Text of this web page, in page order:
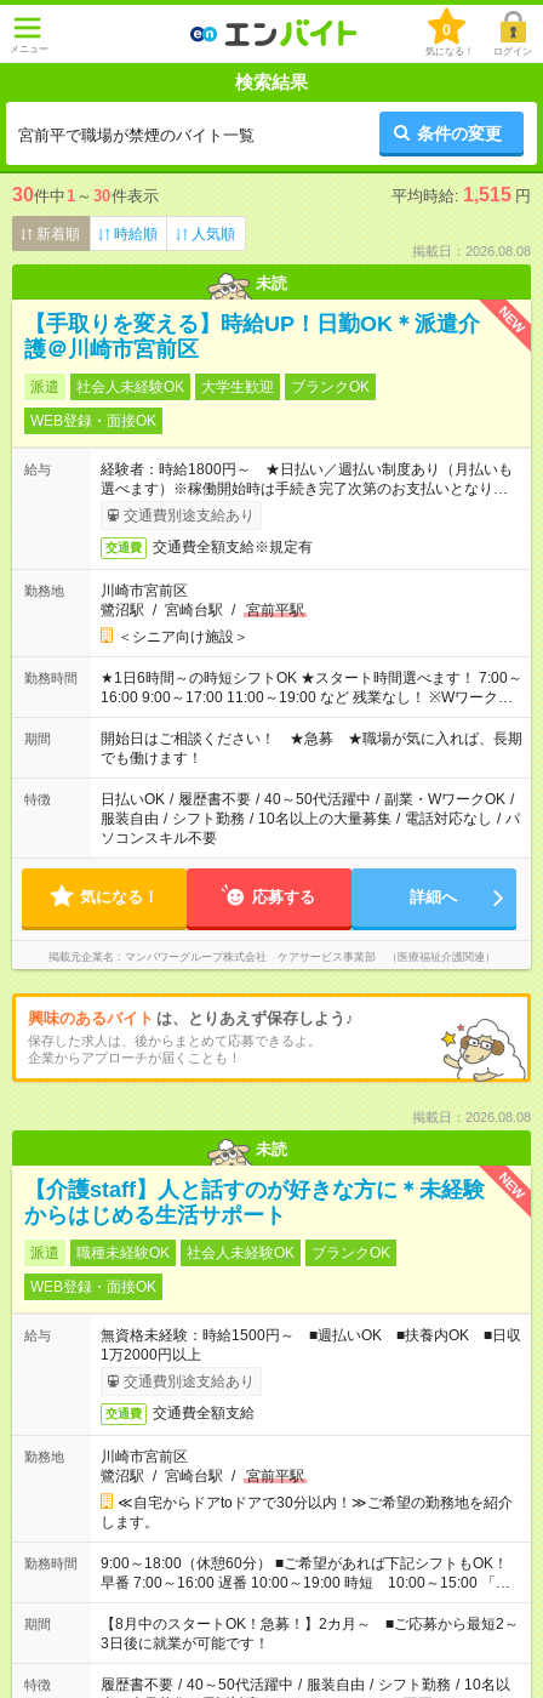
メニュー
0
気になる！ ログイン
検索結果
宮前平で職場が禁煙のバイト一覧 条件の変更
30件中1 ～ 30件表示 平均時給: 1,515 円
新着順 時給順 人気順
掲載日：2026.08.08
未読
NEW
【手取りを変える】時給UP！日勤OK＊派遣介
護＠川崎市宮前区
派遣 社会人未経験OK 大学生歓迎
ブランクOK
WEB登録・面接OK
給与
経験者：時給1800円～ ★日払い／週払い制度あり（月払いも
選べます）※稼働開始時は手続き完了次第のお支払いとなりま
す。交通費別途支給あり
交通費 交通費全額支給※規定有
勤務地
川崎市宮前区
鷺沼駅 / 宮崎台駅 / 宮前平駅
＜シニア向け施設＞
勤務時間
★1日6時間～の時短シフトOK ★スタート時間選べます！ 7:00～
16:00 9:00～17:00 11:00～19:00 など 残業なし！ ※Wワークの
場合、他のお仕事と合わせ週40時間超の就業はご案内できませ
ん ※法令に基づき、週20時間以上勤務は社会保険への加入対象
となります ※労働者派遣法（日雇い派遣の原則禁止）により、
短時間・短期間の就業はご案内が難しい場合があります
期間
開始日はご相談ください！ ★急募 ★職場が気に入れば、長期
でも働けます！
特徴 日払いOK / 履歴書不要 / 40～50代活躍中 / 副業・WワークOK /
服装自由 / シフト勤務 / 10名以上の大量募集 / 電話対応なし / パ
ソコンスキル不要
気になる！ 応募する 詳細へ
掲載元企業名 マンパワーグループ株式会社 ケアサービス事業部 （医療福祉介護関連）
興味のあるバイト は、とりあえず保存しよう♪
保存した求人は、後からまとめて応募できるよ。
企業からアプローチが届くことも！
掲載日：2026.08.08
未読
NEW
【介護staff】人と話すのが好きな方に＊未経験
からはじめる生活サポート
派遣 職種未経験OK 社会人未経験OK
ブランクOK
WEB登録・面接OK
給与
無資格未経験：時給1500円～ ■週払いOK ■扶養内OK ■日収
1万2000円以上
交通費別途支給あり
交通費 交通費全額支給
勤務地
川崎市宮前区
鷺沼駅 / 宮崎台駅 / 宮前平駅
≪自宅からドアtoドアで30分以内！≫ご希望の勤務地を紹介
します。
勤務時間
9:00～18:00（休憩60分） ■ご希望があれば下記シフトもOK！
早番 7:00～16:00 遅番 10:00～19:00 時短 10:00～15:00 「家
族と休みを合わせたい」 「余裕を持って夕飯の準備がしたい」
「できれば残業はしたくない」 など、ご希望を教えてください
ね。 ※Wワーク希望の方へ 今ご覧のお仕事で希望する勤務時間
と、もう1つのお仕事の勤務時間。 合計で週40時間を超える場
合は応募できません。
期間
【8月中のスタートOK！急募！】2カ月～ ■ご応募から最短2～
3日後に就業が可能です！
特徴 履歴書不要 / 40～50代活躍中 / 服装自由 / シフト勤務 / 10名以